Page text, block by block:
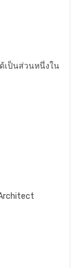
เป็นส่วนหนึ่งใน